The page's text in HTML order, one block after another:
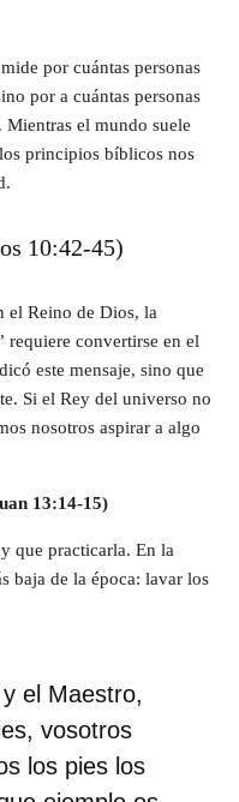
por cuántas personas
por a cuántas personas
Mientras el mundo suele
principios bíblicos nos
10:42-45)
el Reino de Dios, la
requiere convertirse en el
este mensaje, sino que
Si el Rey del universo no
nosotros aspirar a algo
13:14-15)
que practicarla. En la
baja de la época: lavar los
el Maestro,
vosotros
los pies los